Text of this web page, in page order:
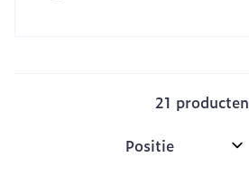
21 producten
Sorteer op: